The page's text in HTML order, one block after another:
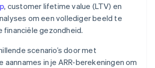
, customer lifetime value (LTV) en
om een vollediger beeld te
financiële gezondheid.
scenario’s door met
aannames in je ARR-berekeningen om